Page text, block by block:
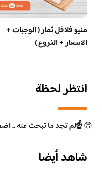
منيو فلافل ثمار ( الوجبات +
الاسعار + الفروع )
انتظر لحظة
😊☝️لم تجد ما تبحث عنه ..
شاهد أيضا